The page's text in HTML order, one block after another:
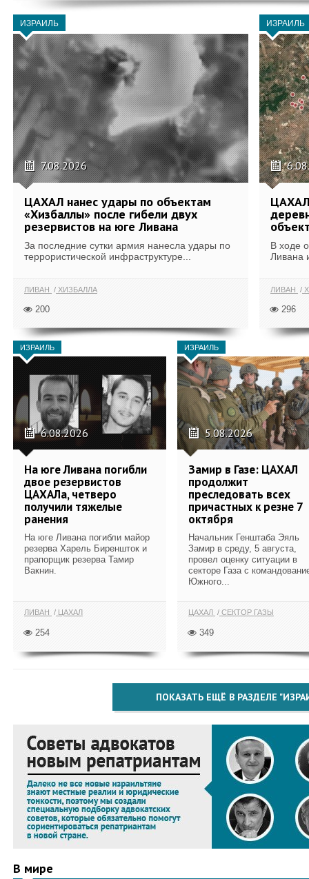
ИЗРАИЛЬ
7.08.2026
ЦАХАЛ нанес удары по объектам
«Хизбаллы» после гибели двух
резервистов на юге Ливана
За последние сутки армия нанесла удары по
террористической инфраструктуре...
ЛИВАН ХИЗБАЛЛА
200
ИЗРАИЛЬ
В ходе
Ливана
ЛИВАН
296
ИЗРАИЛЬ
6.08.2026
На юге Ливана погибли
двое резервистов
ЦАХАЛа, четверо
получили тяжелые
ранения
На юге Ливана погибли майор
резерва Харель Биреншток и
прапорщик резерва Тамир
Вакнин.
ЛИВАН ЦАХАЛ
254
ИЗРАИЛЬ
5.08.2026
Замир в Газе: ЦАХАЛ
продолжит
преследовать всех
причастных к резне 7
октября
Начальник Генштаба Эяль
Замир в среду, 5 августа,
провел оценку ситуации в
секторе Газа с
Южного...
ЦАХАЛ СЕКТОР ГАЗЫ
349
ПОКАЗАТЬ ЕЩЁ В РАЗДЕЛЕ
В мире